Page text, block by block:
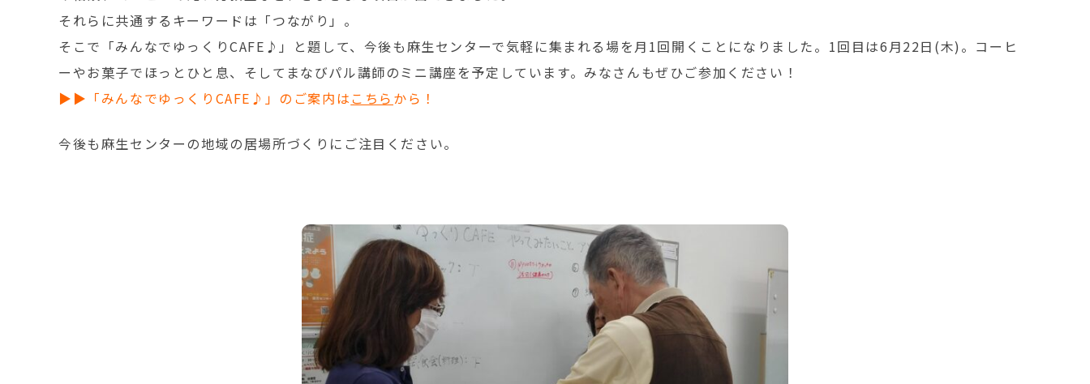
それらに共通するキーワードは「つながり」。
そこで「みんなでゆっくりCAFE♪」と題して、今後も麻生センターで気軽に集まれる場を月1回開くことになりました。1回目は6月22日(木)。コーヒ
ーやお菓子でほっとひと息、そしてまなびパル講師のミニ講座を予定しています。みなさんもぜひご参加ください！
▶▶「みんなでゆっくりCAFE♪」のご案内はこちら から！
今後も麻生センターの地域の居場所づくりにご注目ください。